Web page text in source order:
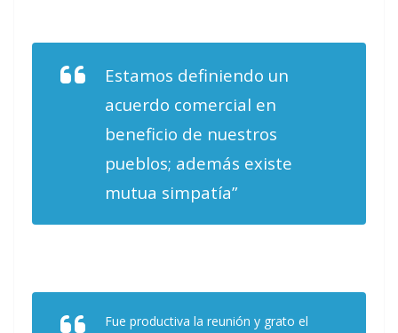
Estamos definiendo un
acuerdo comercial en
beneficio de nuestros
pueblos; además existe
mutua simpatía”
Fue productiva la reunión y grato el